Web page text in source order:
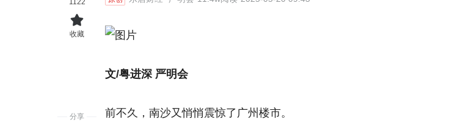
文/粤进深 严明会
前不久，南沙又悄悄震惊了广州楼市。
1122
收藏
分享